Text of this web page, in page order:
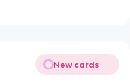
New cards